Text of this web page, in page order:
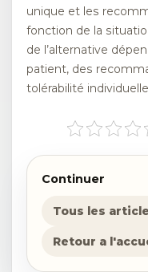
unique et les
fonction de la
de l’alternative
patient, des
tolérabilité
Continuer
Tous les
Retour a